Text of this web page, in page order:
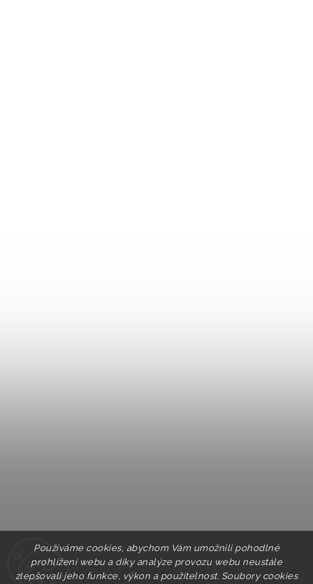
Používáme cookies, abychom Vám umožnili pohodlné
prohlížení webu a díky analýze provozu webu neustále
zlepšovali jeho funkce, výkon a použitelnost. Soubory cookies